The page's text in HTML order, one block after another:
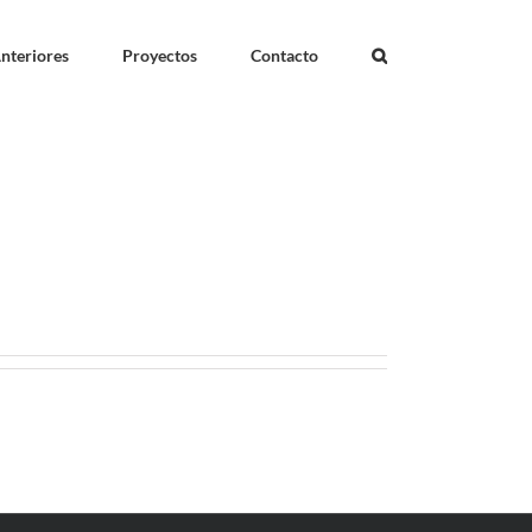
Proyectos Contacto